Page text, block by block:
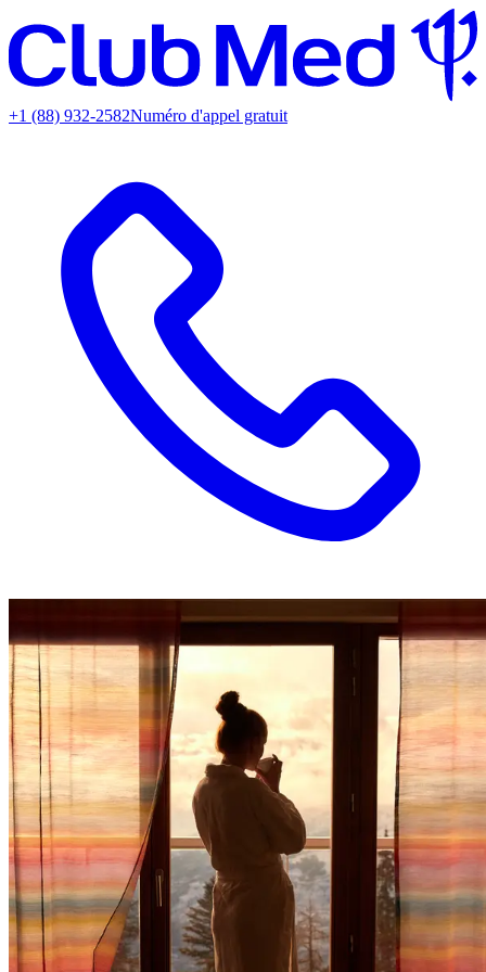
+1 (88) 932-2582Numéro d'appel gratuit